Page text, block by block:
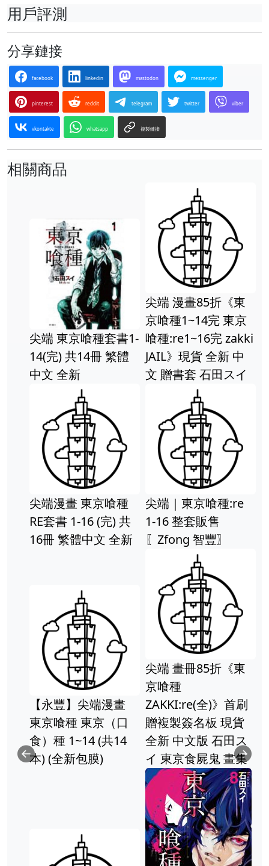
用戶評測
分享鏈接
facebook linkedin mastodon messenger
pinterest reddit telegram twitter viber
vkontakte whatsapp 複製鏈接
相關商品
尖端 東京喰種套書1-
14(完) 共14冊 繁體
中文 全新
尖端 漫畫85折《東
京喰種1~14完 東京
喰種:re1~16完 zakki
JAIL》現貨 全新 中
文 贈書套 石田スイ
尖端漫畫 東京喰種
RE套書 1-16 (完) 共
16冊 繁體中文 全新
尖端｜東京喰種:re
1-16 整套販售
〖Zfong 智豐〗
【永豐】尖端漫畫
東京喰種 東京（口
食）種 1~14 (共14
本) (全新包膜)
尖端 畫冊85折《東
京喰種
ZAKKI:re(全)》首刷
贈複製簽名板 現貨
全新 中文版 石田ス
イ 東京食屍鬼 畫集